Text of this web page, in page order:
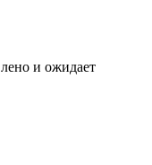
и ожидает